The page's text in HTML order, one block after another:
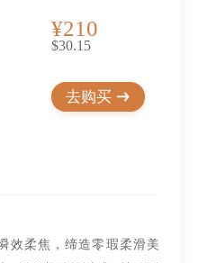
¥210
$30.15
去购买
效柔焦，缔造零瑕柔滑美